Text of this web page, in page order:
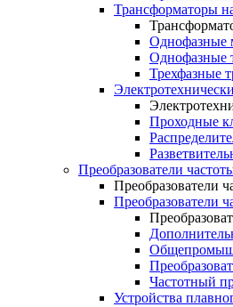
Трансформаторы
Однофазные
Однофазные
Трехфазные
Проходные
Преобразователи
Преобразователи
Преобразователи
Частотный
Устройства